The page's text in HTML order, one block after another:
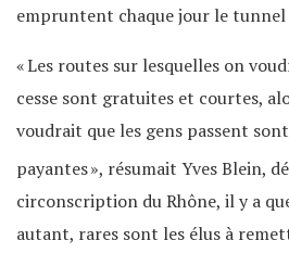
empruntent chaque jour le tunnel
« Les routes sur lesquelles on
cesse sont gratuites et courtes,
voudrait que les gens passent
payantes », résumait Yves Blein,
circonscription du Rhône, il y a
autant, rares sont les élus à